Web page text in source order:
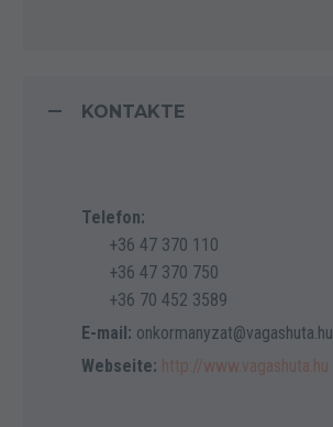
KONTAKTE
Telefon:
+36 47 370 110
+36 47 370 750
+36 70 452 3589
E-mail: onkormanyzat@vagashuta.hu
Webseite: http://www.vagashuta.hu